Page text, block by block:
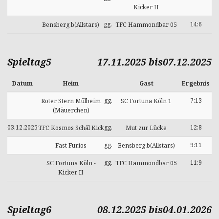
Kicker II
Bensberg b(Allstars) gg. TFC Hammondbar 05 14:6
Spieltag5 17.11.2025 bis07.12.2025
Datum Heim Gast Ergebnis
Roter Stern Mülheim
(Mäuerchen)
gg. SC Fortuna Köln 1 7:13
03.12.2025TFC Kosmos Schäl Kickgg. Mut zur Lücke 12:8
Fast Furios gg. Bensberg b(Allstars) 9:11
SC Fortuna Köln -
Kicker II
gg. TFC Hammondbar 05 11:9
Spieltag6 08.12.2025 bis04.01.2026